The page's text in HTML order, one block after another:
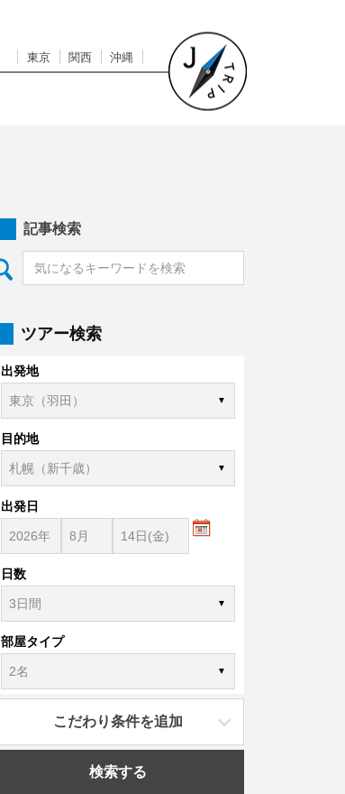
東京 関西 沖縄
記事検索
ツアー検索
出発地
目的地
出発日
日数
部屋タイプ
こだわり条件を追加
検索する